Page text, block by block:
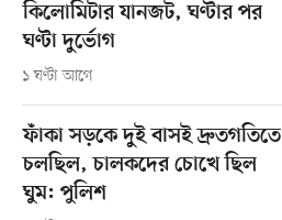
কিলোমিটার যানজট, ঘণ্টার পর
ঘণ্টা দুর্ভোগ
১ ঘণ্টা আগে
ফাঁকা সড়কে দুই বাসই দ্রুতগতিতে
চলছিল, চালকদের চোখে ছিল
ঘুম: পুলিশ